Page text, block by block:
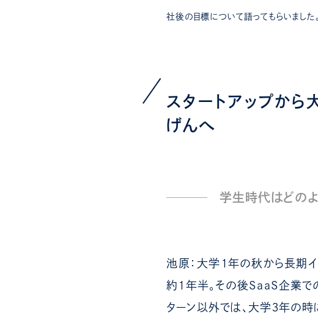
社後の目標について語ってもらいました。
スタートアップから
げんへ
学生時代はどのよ
池原：大学１年の秋から長期
約１年半。その後SaaS企業で
ターン以外では、大学３年の